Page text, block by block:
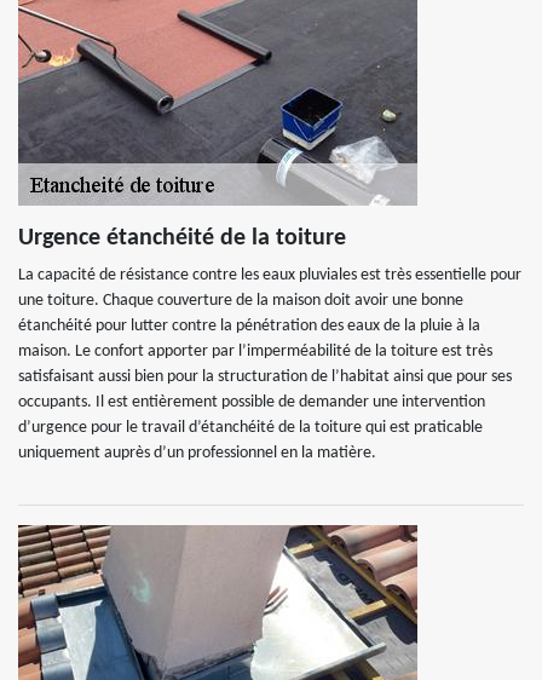
Urgence étanchéité de la toiture
La capacité de résistance contre les eaux pluviales est très essentielle pour
une toiture. Chaque couverture de la maison doit avoir une bonne
étanchéité pour lutter contre la pénétration des eaux de la pluie à la
maison. Le confort apporter par l’imperméabilité de la toiture est très
satisfaisant aussi bien pour la structuration de l’habitat ainsi que pour ses
occupants. Il est entièrement possible de demander une intervention
d’urgence pour le travail d’étanchéité de la toiture qui est praticable
uniquement auprès d’un professionnel en la matière.